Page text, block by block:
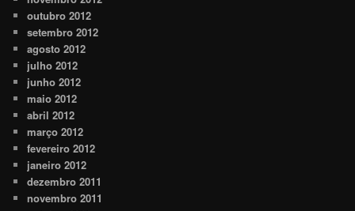
outubro 2012
setembro 2012
agosto 2012
julho 2012
junho 2012
maio 2012
abril 2012
março 2012
fevereiro 2012
janeiro 2012
dezembro 2011
novembro 2011